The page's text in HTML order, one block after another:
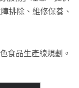
排除、維修保養、
食品生產線規劃。